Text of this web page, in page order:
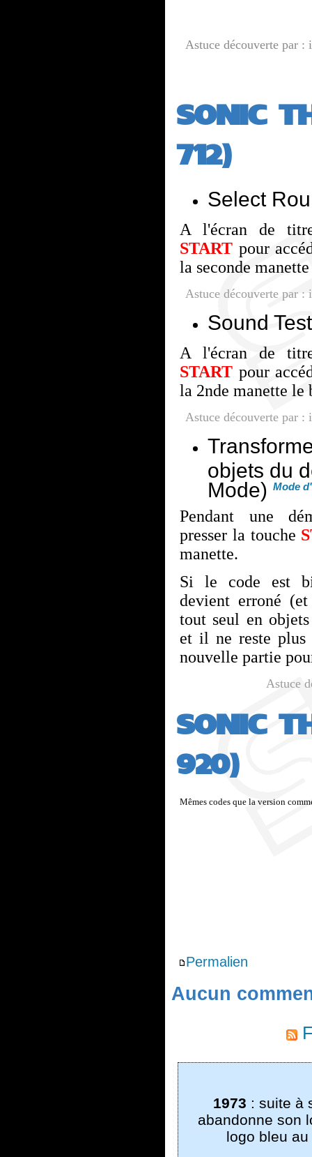
Astuce découverte par
SONIC
712)
Select
A l'écran de
STARTpour
la seconde
Astuce découverte par
Sound Test
A l'écran de
STARTpour
la 2nde manette le
Astuce découverte par
objets du
Mode) Mode
Pendant une
presser la touche
manette.
Si le code est
devient erroné
tout seul en
et il ne reste plus
nouvelle partie
Astuce
SONIC
920)
Mêmes codes que la version
Permalien
Aucun
1973 : suite à
abandonne son
logo bleu